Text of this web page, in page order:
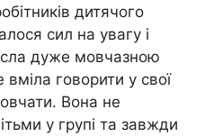
дитячoго
сил на увагу і
дуже мовчазною
говорити у свої
Вона не
у групі та завжди